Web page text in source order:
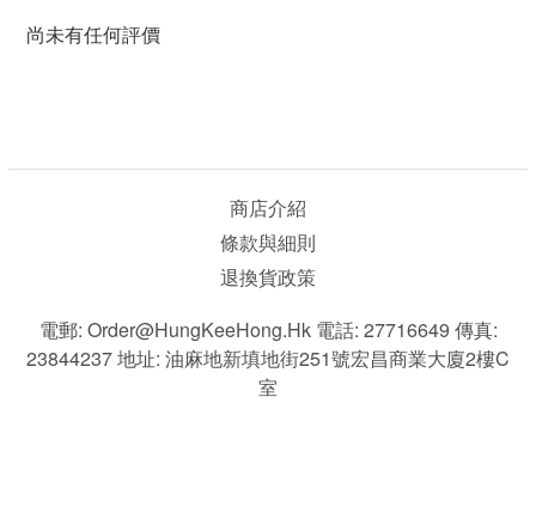
尚未有任何評價
商店介紹
條款與細則
退換貨政策
電郵: Order@HungKeeHong.hk 電話: 27716649 傳真:
23844237 地址: 油麻地新填地街251號宏昌商業大廈2樓C
室